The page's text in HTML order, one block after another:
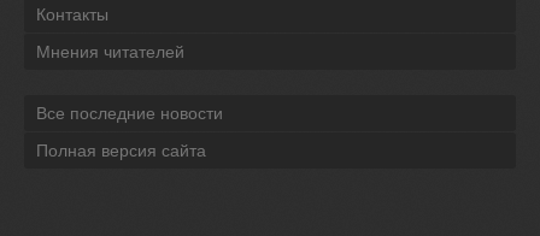
Контакты
Мнения читателей
Все последние новости
Полная версия сайта